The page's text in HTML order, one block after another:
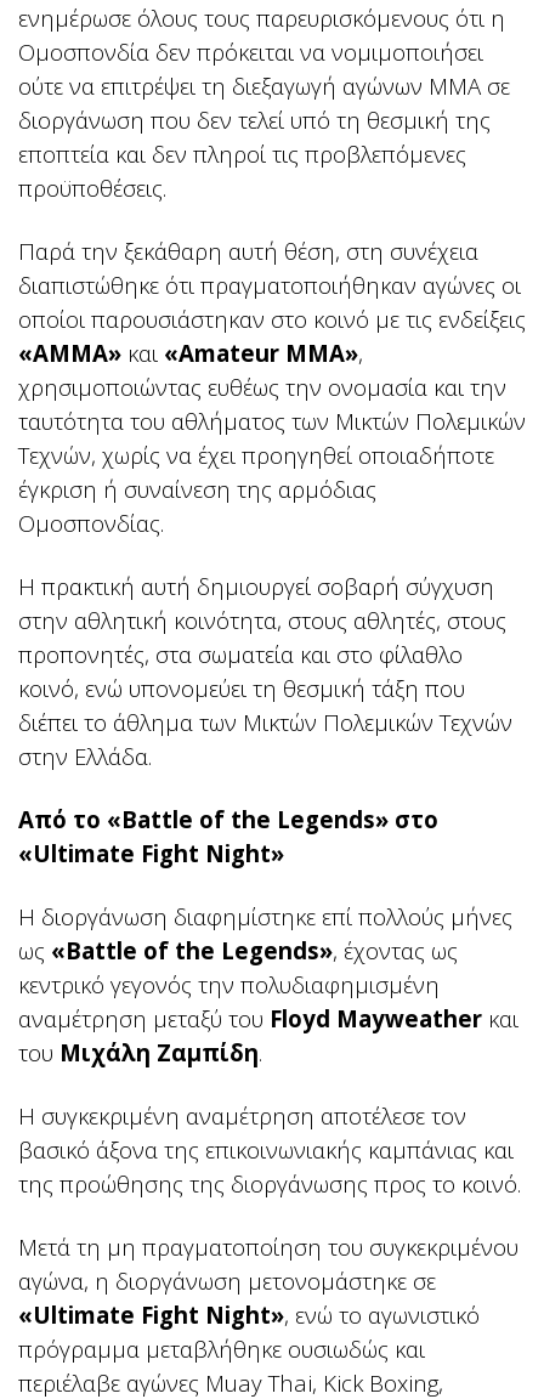
ενημέρωσε όλους τους παρευρισκόμενους ότι η
Ομοσπονδία δεν πρόκειται να νομιμοποιήσει
ούτε να επιτρέψει τη διεξαγωγή αγώνων MMA σε
διοργάνωση που δεν τελεί υπό τη θεσμική της
εποπτεία και δεν πληροί τις προβλεπόμενες
προϋποθέσεις.
Παρά την ξεκάθαρη αυτή θέση, στη συνέχεια
διαπιστώθηκε ότι πραγματοποιήθηκαν αγώνες οι
οποίοι παρουσιάστηκαν στο κοινό με τις ενδείξεις
«AMMA» και «Amateur MMA»,
χρησιμοποιώντας ευθέως την ονομασία και την
ταυτότητα του αθλήματος των Μικτών Πολεμικών
Τεχνών, χωρίς να έχει προηγηθεί οποιαδήποτε
έγκριση ή συναίνεση της αρμόδιας
Ομοσπονδίας.
Η πρακτική αυτή δημιουργεί σοβαρή σύγχυση
στην αθλητική κοινότητα, στους αθλητές, στους
προπονητές, στα σωματεία και στο φίλαθλο
κοινό, ενώ υπονομεύει τη θεσμική τάξη που
διέπει το άθλημα των Μικτών Πολεμικών Τεχνών
στην Ελλάδα.
Από το «Battle of the Legends» στο
«Ultimate Fight Night»
Η διοργάνωση διαφημίστηκε επί πολλούς μήνες
ως «Battle of the Legends», έχοντας ως
κεντρικό γεγονός την πολυδιαφημισμένη
αναμέτρηση μεταξύ του Floyd Mayweather και
του Μιχάλη Ζαμπίδη.
Η συγκεκριμένη αναμέτρηση αποτέλεσε τον
βασικό άξονα της επικοινωνιακής καμπάνιας και
της προώθησης της διοργάνωσης προς το κοινό.
Μετά τη μη πραγματοποίηση του συγκεκριμένου
αγώνα, η διοργάνωση μετονομάστηκε σε
«Ultimate Fight Night», ενώ το αγωνιστικό
πρόγραμμα μεταβλήθηκε ουσιωδώς και
περιέλαβε αγώνες Muay Thai, Kick Boxing,